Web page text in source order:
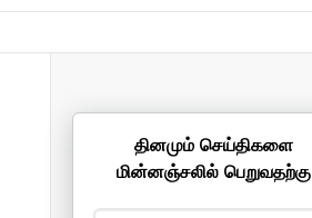
தினமும் செய்திகளை
மின்னஞ்சலில் பெறுவதற்கு